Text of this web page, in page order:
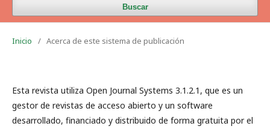
Buscar
Inicio / Acerca de este sistema de publicación
Esta revista utiliza Open Journal Systems 3.1.2.1, que es un
gestor de revistas de acceso abierto y un software
desarrollado, financiado y distribuido de forma gratuita por el